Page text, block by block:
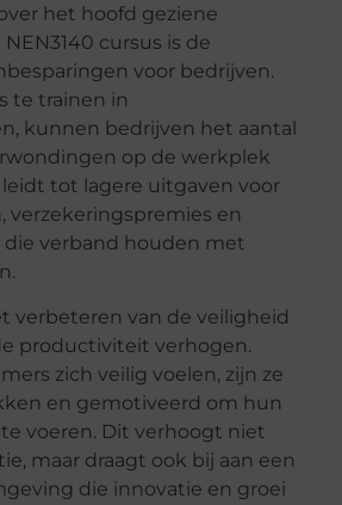
het hoofd geziene
cursus is de
voor bedrijven.
te trainen in
kunnen bedrijven het aantal
op de werkplek
tot lagere uitgaven voor
verzekeringspremies en
verband houden met
verbeteren van de veiligheid
productiviteit verhogen.
zich veilig voelen, zijn ze
en gemotiveerd om hun
voeren. Dit verhoogt niet
maar draagt ook bij aan een
die innovatie en groei